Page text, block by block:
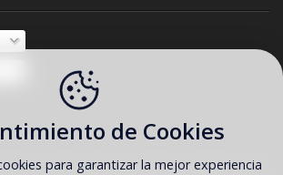
de Cookies
para garantizar la mejor experiencia